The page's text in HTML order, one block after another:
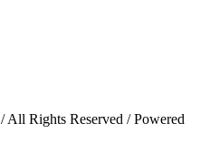
/All Rights Reserved /Powered